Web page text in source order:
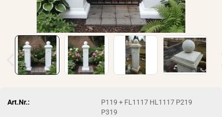
Art.Nr.:
P119 + FL1117 HL1117 P219
P319